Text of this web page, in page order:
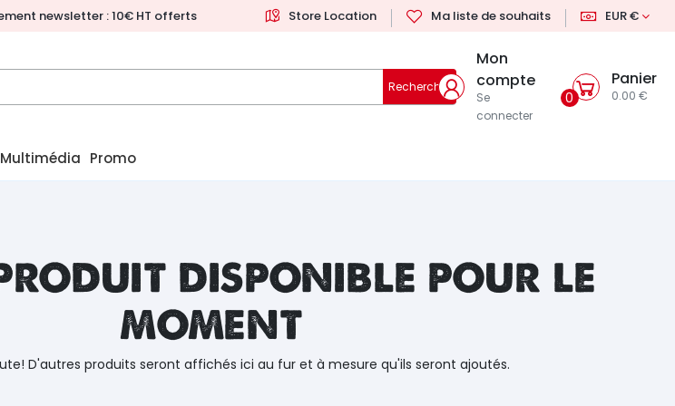
newsletter : 10€ HT offerts Store Location Ma liste de souhaits EUR €
Rechercher
Mon
compte
Se
connecter
0
Panier
0.00 €
Multimédia Promo
disponible pour le
moment
D'autres produits seront affichés ici au fur et à mesure qu'ils seront ajoutés.